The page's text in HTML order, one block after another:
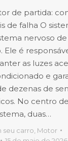
de partida:
de falha O
nervoso
Ele é
as luzes
e
dezenas de
No centro
duas…
seu carro Motor